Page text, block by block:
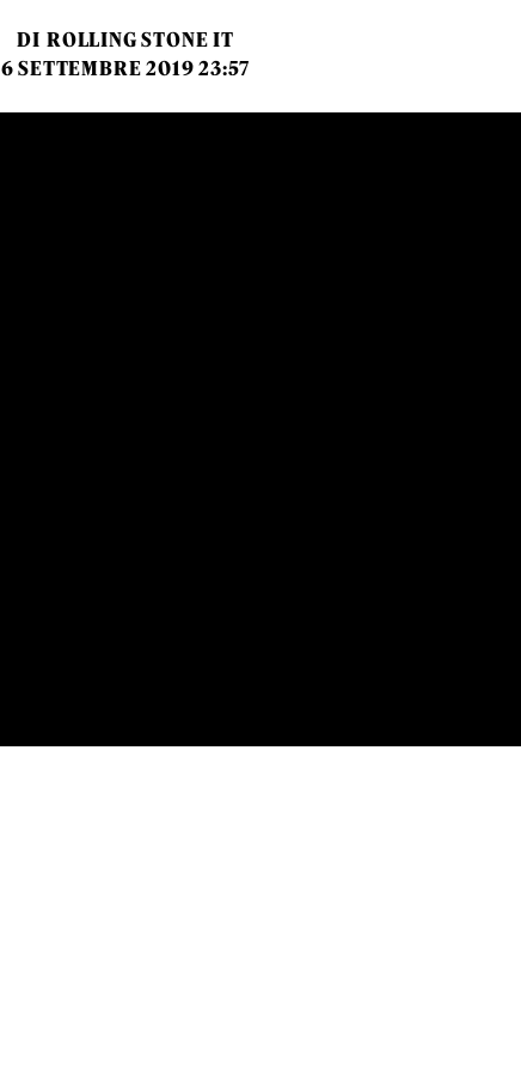
DI ROLLING STONE IT
6 SETTEMBRE 2019 23:57